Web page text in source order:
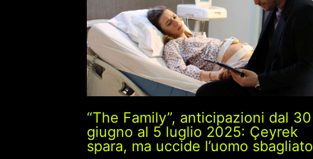
“The Family”, anticipazioni dal 30
giugno al 5 luglio 2025: Çeyrek
spara, ma uccide l’uomo sbagliato